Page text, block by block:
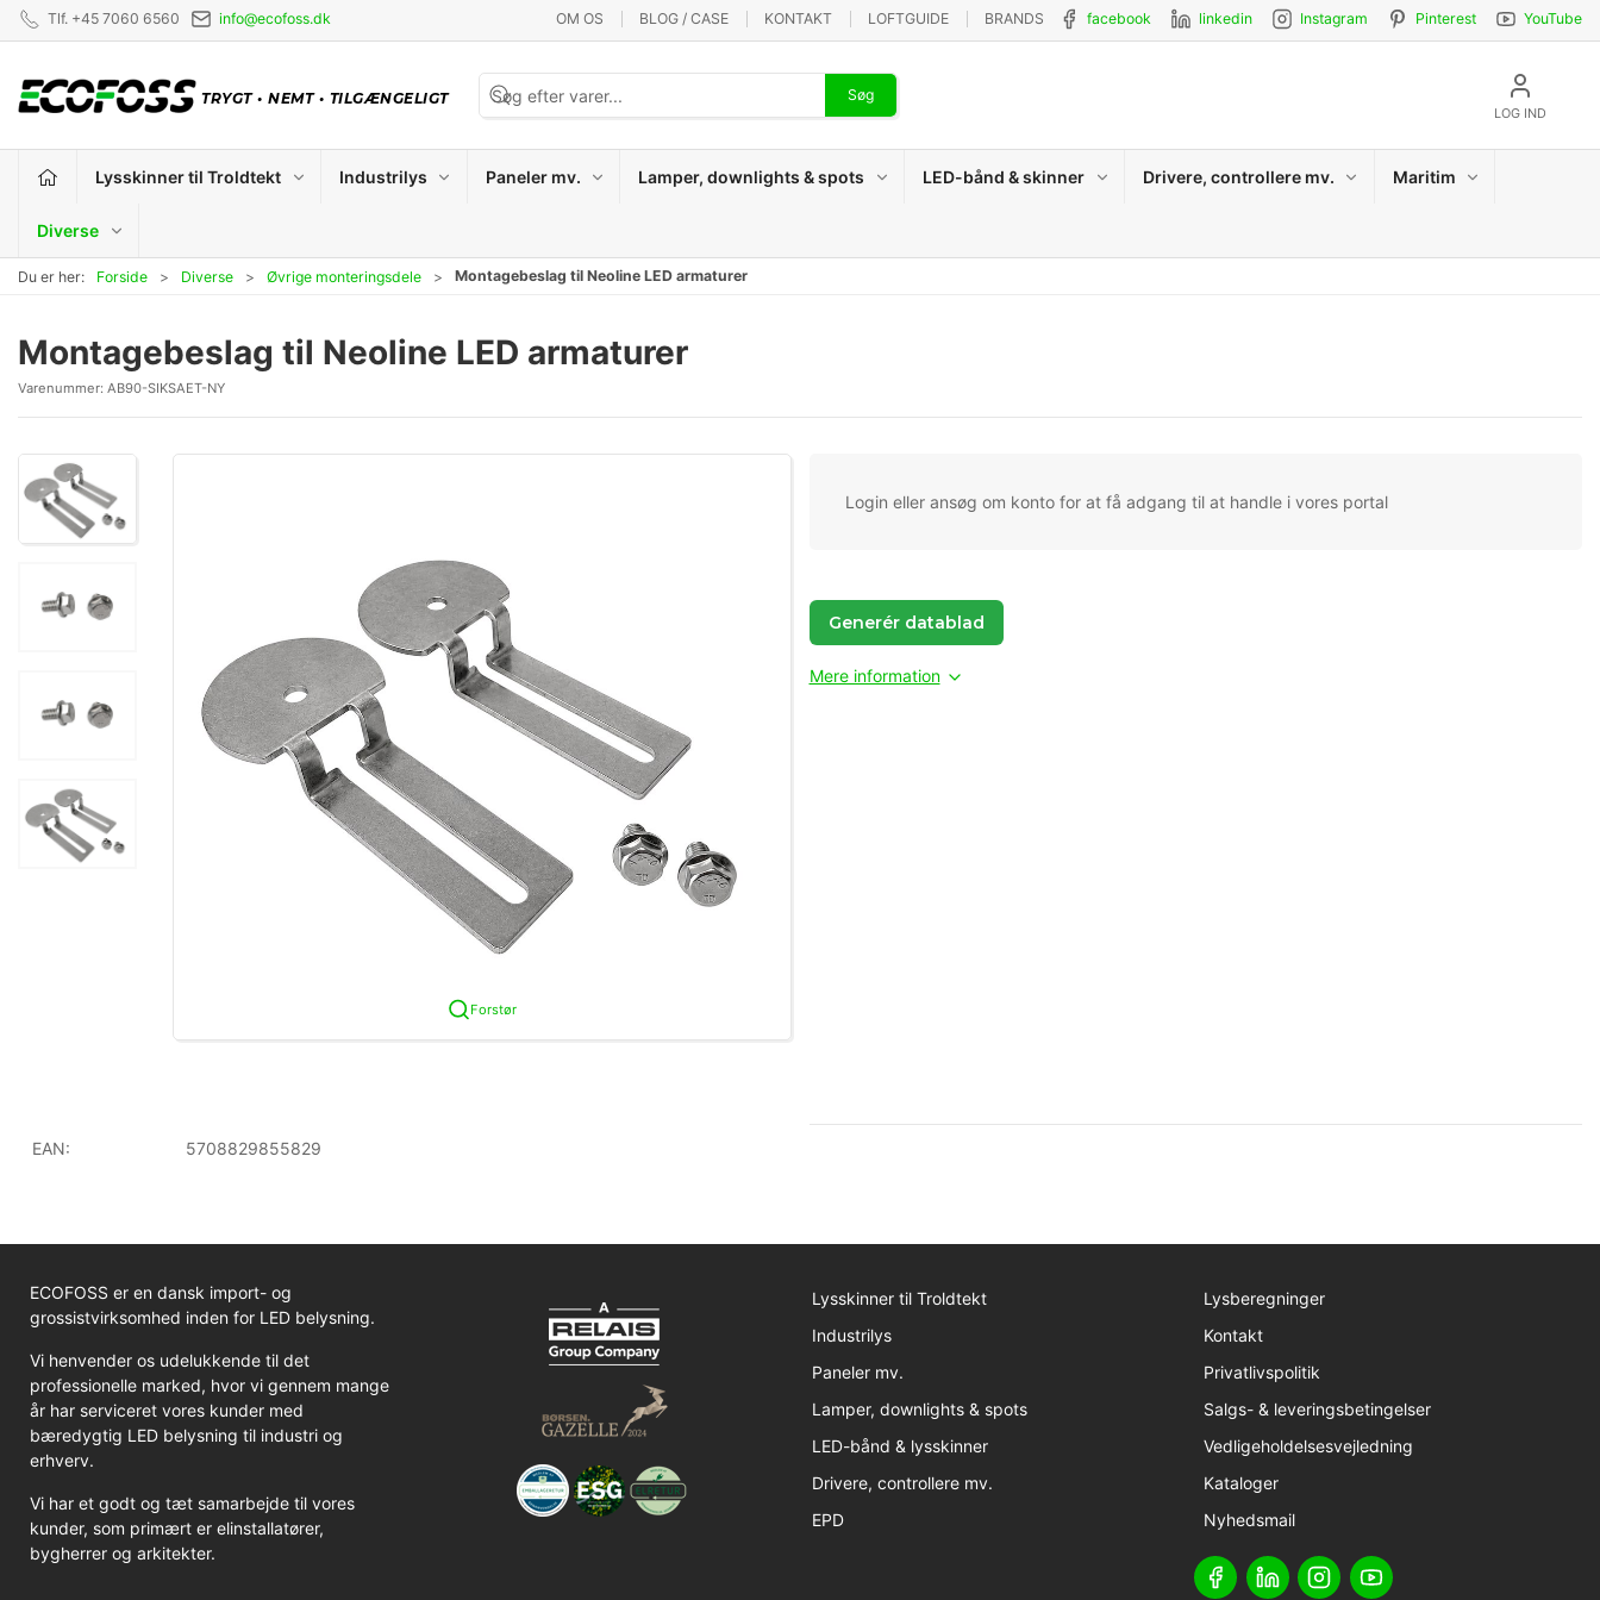
Tlf. +45 7060 6560 info@ecofoss.dk OM OS BLOG / CASE KONTAKT LOFTGUIDE BRANDS facebook linkedin Instagram Pinterest YouTube
TRYGT • NEMT • TILGÆNGELIGT Søg
LOG IND
Lysskinner til Troldtekt Industrilys Paneler mv. Lamper, downlights & spots LED-bånd & skinner Drivere, controllere mv. Maritim
Diverse
Du er her: Forside Diverse Øvrige monteringsdele Montagebeslag til Neoline LED armaturer
Montagebeslag til Neoline LED armaturer
Varenummer: AB90-SIKSAET-NY
Forstør
Login eller ansøg om konto for at få adgang til at handle i vores portal
Generér datablad
Mere information
EAN: 5708829855829
ECOFOSS er en dansk import- og
grossistvirksomhed inden for LED belysning.
Vi henvender os udelukkende til det
professionelle marked, hvor vi gennem mange
år har serviceret vores kunder med
bæredygtig LED belysning til industri og
erhverv.
Vi har et godt og tæt samarbejde til vores
kunder, som primært er elinstallatører,
bygherrer og arkitekter.
Lysskinner til Troldtekt
Industrilys
Paneler mv.
Lamper, downlights & spots
LED-bånd & lysskinner
Drivere, controllere mv.
EPD
Lysberegninger
Kontakt
Privatlivspolitik
Salgs- & leveringsbetingelser
Vedligeholdelsesvejledning
Kataloger
Nyhedsmail